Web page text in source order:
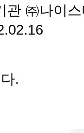
관 ㈜나이
.